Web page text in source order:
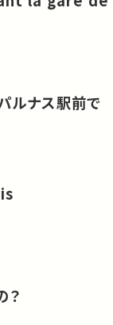
ルナス駅前で
？